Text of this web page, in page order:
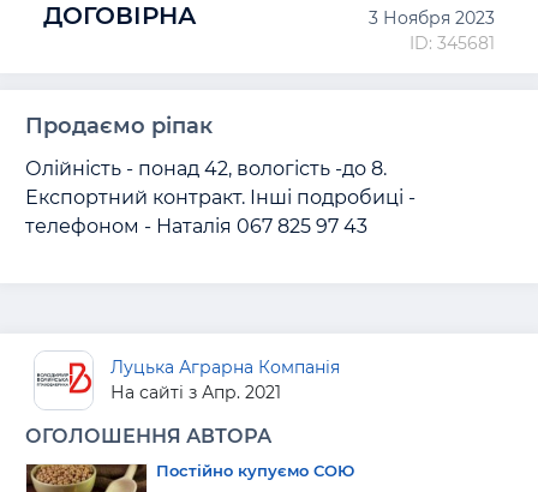
ДОГОВІРНА
3 Ноября 2023
ID: 345681
Продаємо ріпак
Олійність - понад 42, вологість -до 8.
Експортний контракт. Інші подробиці -
телефоном - Наталія 067 825 97 43
Луцька Аграрна Компанія
На сайті з Апр. 2021
ОГОЛОШЕННЯ АВТОРА
Постійно купуємо СОЮ